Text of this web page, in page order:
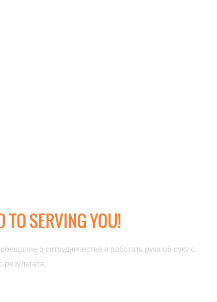
TO SERVING YOU!
о сотрудничестве и работать рука об руку с